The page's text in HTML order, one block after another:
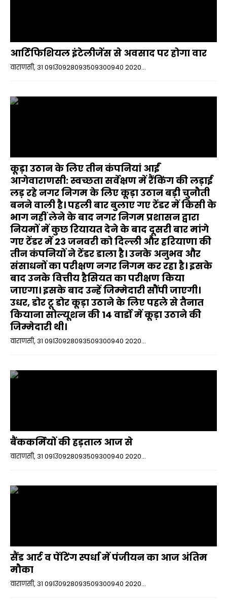
आर्टिफिशियल इंटेलीजेंस से अवसाद पर होगा वार
वाराणसी, 31 091उ0928093509300940 2020...
कूड़ा उठान के लिए तीन कंपनियां आईं
आगेवाराणसी: स्वच्छता सर्वेक्षण में रैंकिंग की लड़ाई
लड़ रहे नगर निगम के लिए कूड़ा उठान बड़ी चुनौती
बनने वाली है। पहली बार बुलाए गए टेंडर में किसी के
भाग नहीं लेने के बाद नगर निगम प्रशासन द्वारा
नियमों में कुछ रियायत देने के बाद दूसरी बार मांगे
गए टेंडर में 23 जनवरी को दिल्ली और हरियाणा की
तीन कंपनियों ने टेंडर डाला है। उनके अनुभव और
संसाधनों का परीक्षण नगर निगम कर रहा है। इसके
बाद उनके वित्तीय हैसियत का परीक्षण किया
जाएगा। इसके बाद उन्हें जिम्मेदारी सौंपी जाएगी।
उधर, डोर टू डोर कूड़ा उठाने के लिए पहले से तैनात
कियाना सोल्यूशन की 14 वार्डो में कूड़ा उठाने की
जिम्मेदारी थी।
वाराणसी, 31 091उ0928093509300940 2020...
बैंककर्मियों की हड़ताल आज से
वाराणसी, 31 091उ0928093509300940 2020...
सैंड आर्ट व पेंटिंग स्पर्धा में पंजीयन का आज अंतिम
मौका
वाराणसी, 31 091उ0928093509300940 2020...